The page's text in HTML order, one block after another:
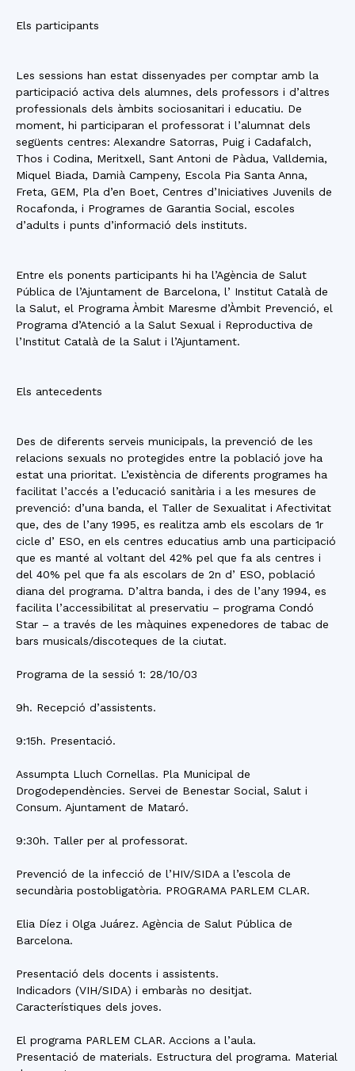
Els participants
Les sessions han estat dissenyades per comptar amb la
participació activa dels alumnes, dels professors i d’altres
professionals dels àmbits sociosanitari i educatiu. De
moment, hi participaran el professorat i l’alumnat dels
següents centres: Alexandre Satorras, Puig i Cadafalch,
Thos i Codina, Meritxell, Sant Antoni de Pàdua, Valldemia,
Miquel Biada, Damià Campeny, Escola Pia Santa Anna,
Freta, GEM, Pla d’en Boet, Centres d’Iniciatives Juvenils de
Rocafonda, i Programes de Garantia Social, escoles
d’adults i punts d’informació dels instituts.
Entre els ponents participants hi ha l’Agència de Salut
Pública de l’Ajuntament de Barcelona, l’ Institut Català de
la Salut, el Programa Àmbit Maresme d’Àmbit Prevenció, el
Programa d’Atenció a la Salut Sexual i Reproductiva de
l’Institut Català de la Salut i l’Ajuntament.
Els antecedents
Des de diferents serveis municipals, la prevenció de les
relacions sexuals no protegides entre la població jove ha
estat una prioritat. L’existència de diferents programes ha
facilitat l’accés a l’educació sanitària i a les mesures de
prevenció: d’una banda, el Taller de Sexualitat i Afectivitat
que, des de l’any 1995, es realitza amb els escolars de 1r
cicle d’ ESO, en els centres educatius amb una participació
que es manté al voltant del 42% pel que fa als centres i
del 40% pel que fa als escolars de 2n d’ ESO, població
diana del programa. D’altra banda, i des de l’any 1994, es
facilita l’accessibilitat al preservatiu – programa Condó
Star – a través de les màquines expenedores de tabac de
bars musicals/discoteques de la ciutat.
Programa de la sessió 1: 28/10/03
9h. Recepció d’assistents.
9:15h. Presentació.
Assumpta Lluch Cornellas. Pla Municipal de
Drogodependències. Servei de Benestar Social, Salut i
Consum. Ajuntament de Mataró.
9:30h. Taller per al professorat.
Prevenció de la infecció de l’HIV/SIDA a l’escola de
secundària postobligatòria. PROGRAMA PARLEM CLAR.
Elia Díez i Olga Juárez. Agència de Salut Pública de
Barcelona.
Presentació dels docents i assistents.
Indicadors (VIH/SIDA) i embaràs no desitjat.
Característiques dels joves.
El programa PARLEM CLAR. Accions a l’aula.
Presentació de materials. Estructura del programa. Material